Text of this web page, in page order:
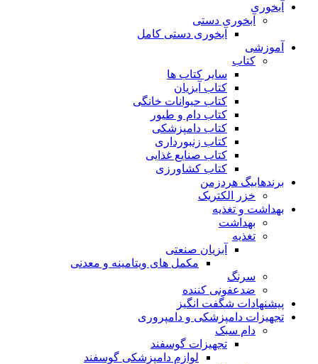
آبخوری
آبخوری دستی
آبخوری دستی کامل
آموزشی
کتاب
سایر کتاب ها
کتاب آبزیان
کتاب حیوانات خانگی
کتاب دام و طیور
کتاب دامپزشکی
کتاب زنبورداری
کتاب صنایع غذایی
کتاب کشاورزی
برندهابیگ هردزمن
خزر الکتریک
بهداشت و تغذیه
بهداشت
تغذیه
آبزیان صنعتی
مکمل های ویتامینه و معدنی
سرنگ
ضدعفونی کننده
پیشنهادات شگفت انگیز
تجهیزات دامپزشکی و دامپروری
دام سبک
تجهیزات گوسفند
لوازم دامپزشکی گوسفند